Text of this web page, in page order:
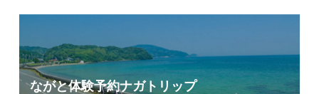
ながと体験予約ナガトリップ